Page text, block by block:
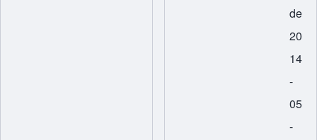
de
20
14
-
05
-